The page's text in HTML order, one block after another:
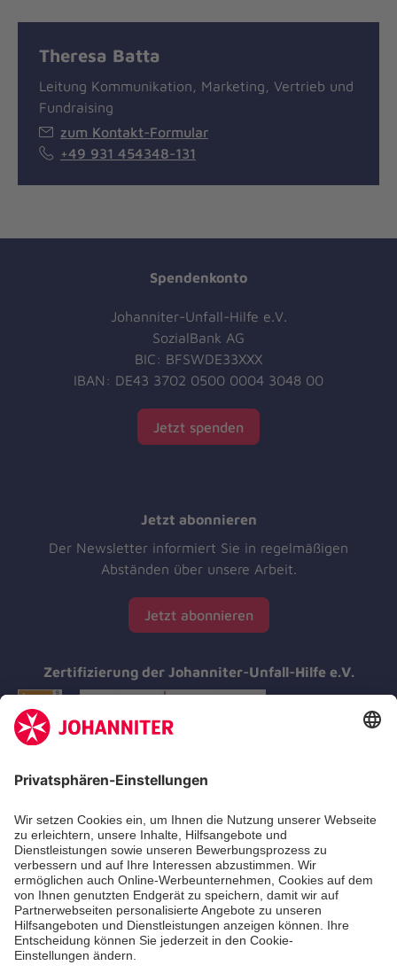
Theresa Batta
Leitung Kommunikation, Marketing, Vertrieb und
Fundraising
zum Kontakt-Formular
+49 931 454348-131
Spendenkonto
Johanniter-Unfall-Hilfe e.V.
SozialBank AG
BIC: BFSWDE33XXX
IBAN: DE43 3702 0500 0004 3048 00
Jetzt spenden
Jetzt abonnieren
Der Newsletter informiert Sie in regelmäßigen
Abständen über unsere Arbeit.
Jetzt abonnieren
Zertifizierung der Johanniter-Unfall-Hilfe e.V.
Aus- & Fortbildungen
Erste-Hilfe-Kurse
Jobs & Ehrenamt
Freiwilligendienst